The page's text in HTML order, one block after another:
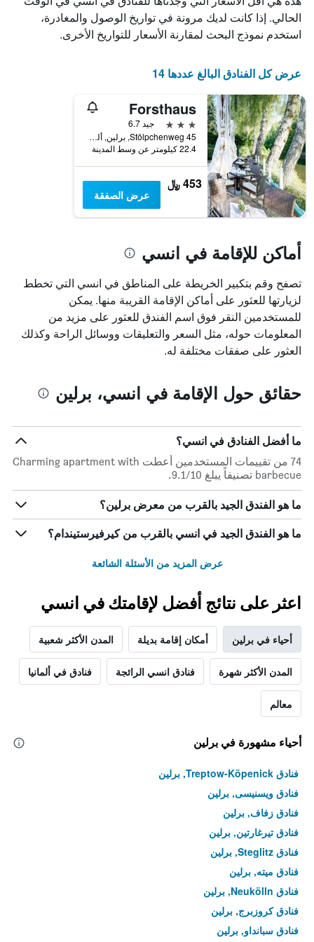
الذي
يعرض
أيام
يتضمن
المخطط
التالي
1
محور
Y
الذي
يعرض
متوسط
سعر
غرفة
الحالي. إذا كانت لديك مرونة في تواريخ الوصول والمغادرة،
استخدم نموذج البحث لمقارنة الأسعار للتواريخ الأخرى.
عرض كل الفنادق البالغ عددها 14
Forsthaus
3 نجوم
جيد 6.7
Stölpchenweg 45, برلين, ألمانيا
22.4 كيلومتر عن وسط المدينة
453 ﷼
عرض الصفقة
أماكن للإقامة في انسي
تصفح وقم بتكبير الخريطة على المناطق في انسي التي تخطط
لزيارتها للعثور على أماكن الإقامة القريبة منها. يمكن
للمستخدمين النقر فوق اسم الفندق للعثور على مزيد من
المعلومات حوله، مثل السعر والتعليقات ووسائل الراحة وكذلك
العثور على صفقات مختلفة له.
حقائق حول الإقامة في انسي، برلين
ما أفضل الفنادق في انسي؟
74 من تقييمات المستخدمين أعطت Charming apartment with
barbecue تصنيفاً يبلغ 9.1/10.
ما هو الفندق الجيد بالقرب من معرض برلين؟
ما هو الفندق الجيد في انسي بالقرب من كيرفيرستيندام؟
عرض المزيد من الأسئلة الشائعة
اعثر على نتائج أفضل لإقامتك في انسي
أحياء في برلين أمكان إقامة بديلة المدن الأكثر شعبية
المدن الأكثر شهرة فنادق انسي الرائجة فنادق في ألمانيا
معالم
أحياء مشهورة في برلين
فنادق Treptow-Köpenick, برلين
فنادق ويسنيسى, برلين
فنادق زفاف, برلين
فنادق تيرغارتين, برلين
فنادق Steglitz, برلين
فنادق ميته, برلين
فنادق Neukölln, برلين
فنادق كروزبرج, برلين
فنادق سبانداو, برلين